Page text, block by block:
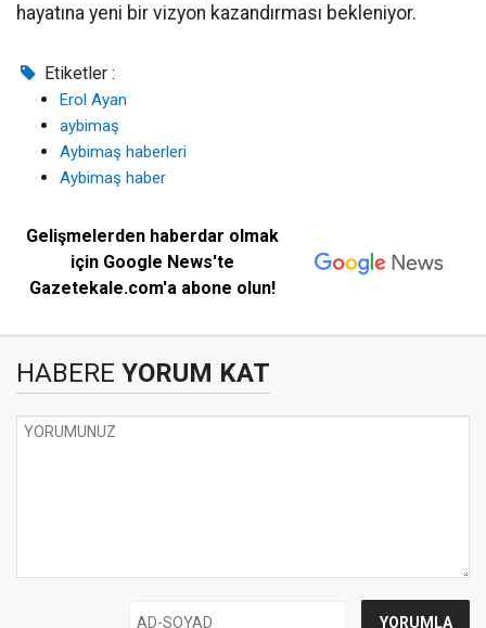
hayatına yeni bir vizyon kazandırması bekleniyor.
Etiketler :
Erol Ayan
aybimaş
Aybimaş haberleri
Aybimaş haber
Gelişmelerden haberdar olmak
için Google News'te
Gazetekale.com'a abone olun!
HABERE YORUM KAT